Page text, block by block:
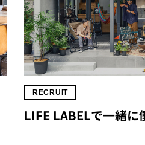
RECRUIT
LIFE LABELで一緒に